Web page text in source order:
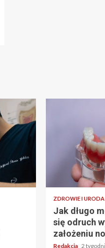
ZDROWIE I URODA
Jak długo
się odruch
założeniu
Redakcja 2